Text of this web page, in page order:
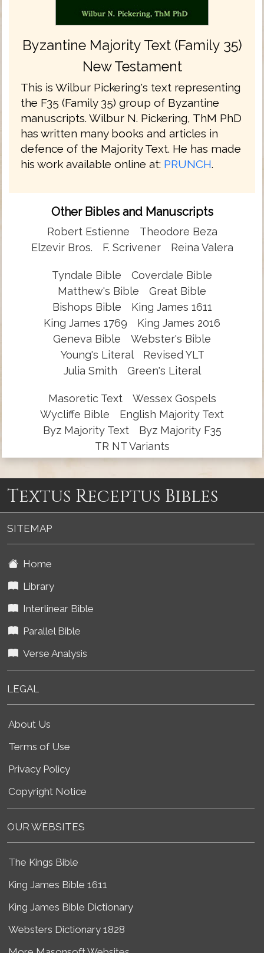
Byzantine Majority Text (Family 35)
New Testament
This is Wilbur Pickering's text representing
the F35 (Family 35) group of Byzantine
manuscripts. Wilbur N. Pickering, ThM PhD
has written many books and articles in
defence of the Majority Text. He has made
his work available online at: PRUNCH.
Other Bibles and Manuscripts
Robert Estienne
Theodore Beza
Elzevir Bros.
F. Scrivener Reina Valera
Tyndale Bible
Coverdale Bible
Matthew's Bible
Great Bible
Bishops Bible
King James 1611
King James 1769
King James 2016
Geneva Bible
Webster's Bible
Young's Literal
Revised YLT
Julia Smith
Green's Literal
Masoretic Text
Wessex Gospels
Wycliffe Bible
English Majority Text
Byz Majority Text
Byz Majority F35
TR NT Variants
Textus Receptus Bibles
SITEMAP
Home
Library
Interlinear Bible
Parallel Bible
Verse Analysis
LEGAL
About Us
Terms of Use
Privacy Policy
Copyright Notice
OUR WEBSITES
The Kings Bible
King James Bible 1611
King James Bible Dictionary
Websters Dictionary 1828